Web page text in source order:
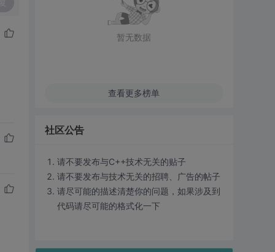
暂无数据
查看更多榜单
社区公告
请不要发布与C++技术无关的贴子
请不要发布与技术无关的招聘、广告的帖子
请尽可能的描述清楚你的问题，如果涉及到
代码请尽可能的格式化一下